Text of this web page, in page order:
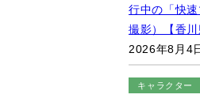
行中の「快
撮影）【香川
2026年8月4
キャラクター